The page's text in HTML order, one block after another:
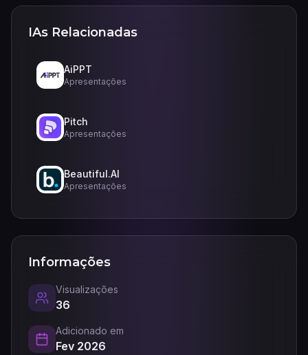
IAs Relacionadas
AiPPT
Apresentações
Pitch
Apresentações
Beautiful.AI
Apresentações
Informações
Visualizações
36
Adicionado em
Fev 2026